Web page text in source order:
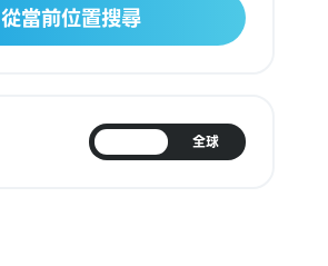
從當前位置搜尋
全球